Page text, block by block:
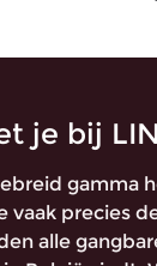
je bij
gamma
vaak precies
alle